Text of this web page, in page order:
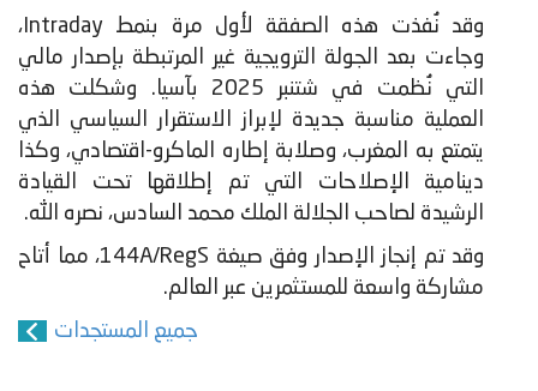
وقد نُفذت هذه الصفقة لأول مرة بنمط Intraday،
وجاءت بعد الجولة الترويجية غير المرتبطة بإصدار مالي
التي نُظمت في شتنبر 2025 بآسيا. وشكلت هذه
العملية مناسبة جديدة لإبراز الاستقرار السياسي الذي
يتمتع به المغرب، وصلابة إطاره الماكرو-اقتصادي، وكذا
دينامية الإصلاحات التي تم إطلاقها تحت القيادة
الرشيدة لصاحب الجلالة الملك محمد السادس، نصره الله.
وقد تم إنجاز الإصدار وفق صيغة 144A/RegS، مما أتاح
مشاركة واسعة للمستثمرين عبر العالم.
جميع المستجدات